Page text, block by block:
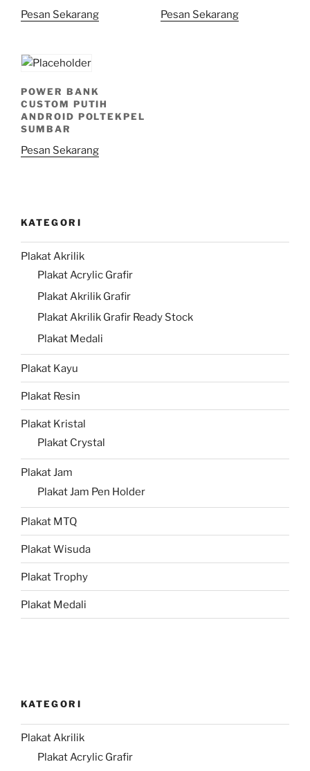
Pesan Sekarang Pesan Sekarang
POWER BANK
CUSTOM PUTIH
ANDROID POLTEKPEL
SUMBAR
Pesan Sekarang
KATEGORI
Plakat Akrilik
Plakat Acrylic Grafir
Plakat Akrilik Grafir
Plakat Akrilik Grafir Ready Stock
Plakat Medali
Plakat Kayu
Plakat Resin
Plakat Kristal
Plakat Crystal
Plakat Jam
Plakat Jam Pen Holder
Plakat MTQ
Plakat Wisuda
Plakat Trophy
Plakat Medali
KATEGORI
Plakat Akrilik
Plakat Acrylic Grafir